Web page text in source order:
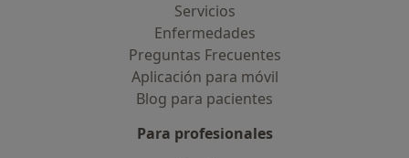
Servicios
Enfermedades
Preguntas Frecuentes
Aplicación para móvil
Blog para pacientes
Para profesionales